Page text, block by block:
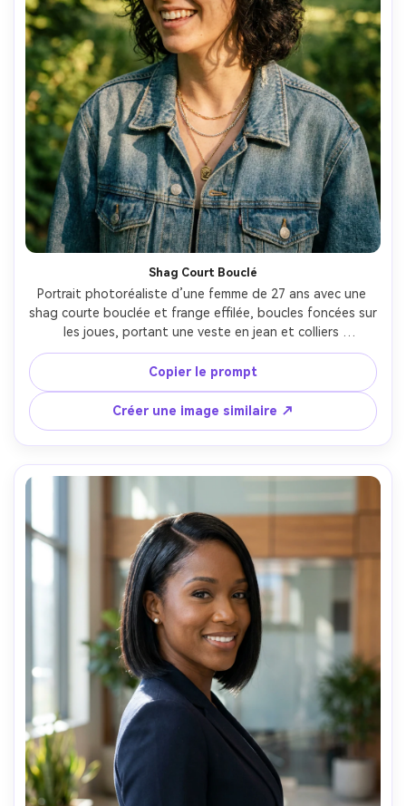
Shag Court Bouclé
Portrait photoréaliste d’une femme de 27 ans avec une
shag courte bouclée et frange effilée, boucles foncées sur
les joues, portant une veste en jean et colliers
superposés, décor parc extérieur avec lumière tamisée
par le soleil, heure dorée, Sony A1, 85mm f/1.4, angle
profil léger, cadrage tête et épaules, ambiance ludique
relax, définition réaliste des boucles, texture de peau
naturelle, haute résolution, étalonnage film chaud --ar
4:5
Copier le prompt
Créer une image similaire ↗